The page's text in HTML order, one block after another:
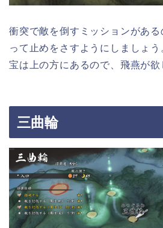
衝突で敵を倒すミッションがあ
って止めをさすようにしましょう
宝は上の方にあるので、飛燕が欲
三曲輪